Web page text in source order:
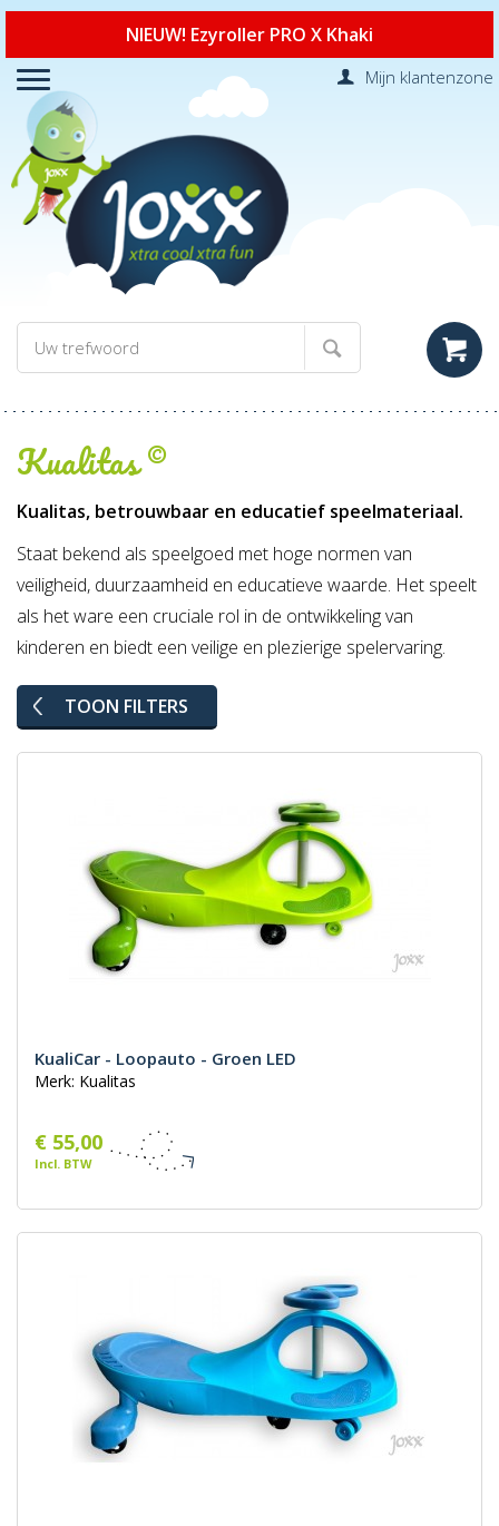
NIEUW! Ezyroller PRO X Khaki
Mijn klantenzone
Kualitas ©
Kualitas, betrouwbaar en educatief speelmateriaal.
Staat bekend als speelgoed met hoge normen van
veiligheid, duurzaamheid en educatieve waarde. Het speelt
als het ware een cruciale rol in de ontwikkeling van
kinderen en biedt een veilige en plezierige spelervaring.
TOON FILTERS
KualiCar - Loopauto - Groen LED
Merk: Kualitas
€ 55,00
Incl. BTW